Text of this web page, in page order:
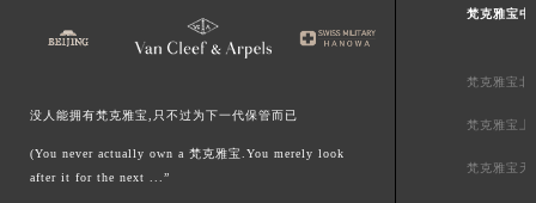
没人能拥有梵克雅宝,只不过为下一代保管而已
(You never actually own a 梵克雅宝.You merely look
after it for the next ...”
梵克雅宝中
梵克雅宝北
梵克雅宝上
梵克雅宝天